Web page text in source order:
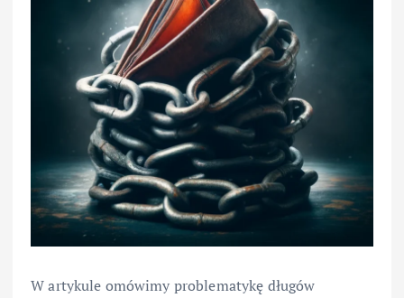
W artykule omówimy problematykę długów